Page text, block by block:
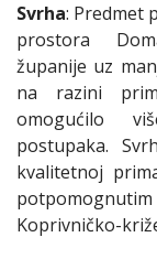
Svrha: Predmet
prostora
županije uz
na razini
omogućilo
postupaka.
kvalitetnoj
Koprivničko-